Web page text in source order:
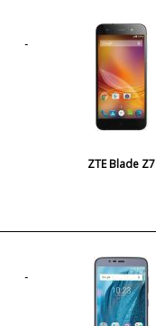
ZTE Blade Z7